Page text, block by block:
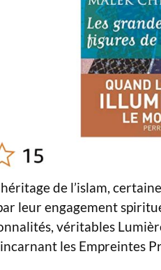
de l’islam,
leur engagement
véritables
les Empreintes